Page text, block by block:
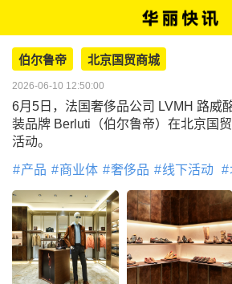
伯尔鲁帝 北京国贸商城
2026-06-10 12:50:00
6月5日，法国奢侈品公司 LVMH 路威
装品牌 Berluti（伯尔鲁帝）在北京国
活动。
产品 商业体 奢侈品 线下活动